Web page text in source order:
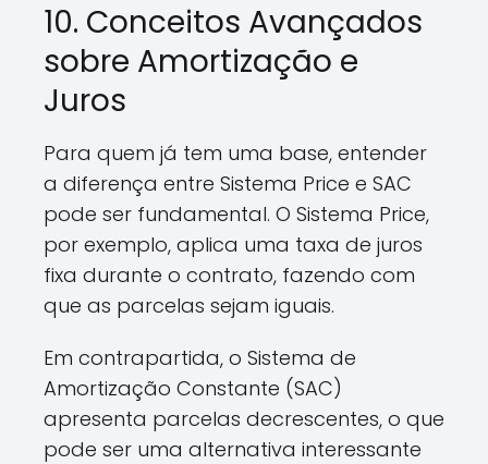
10. Conceitos Avançados
sobre Amortização e
Juros
Para quem já tem uma base, entender
a diferença entre Sistema Price e SAC
pode ser fundamental. O Sistema Price,
por exemplo, aplica uma taxa de juros
fixa durante o contrato, fazendo com
que as parcelas sejam iguais.
Em contrapartida, o Sistema de
Amortização Constante (SAC)
apresenta parcelas decrescentes, o que
pode ser uma alternativa interessante